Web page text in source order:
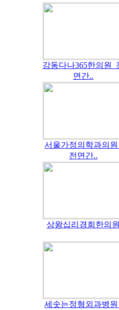
강동다나365한의원_
면간..
서울가정의학과의원
전면간..
상왕십리경희한의
세솟는정형외과병원